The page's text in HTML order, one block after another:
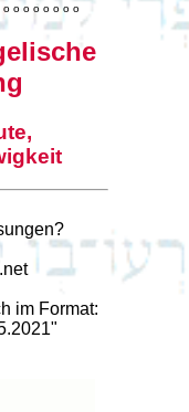
o o o o o o o o
im Format:
"